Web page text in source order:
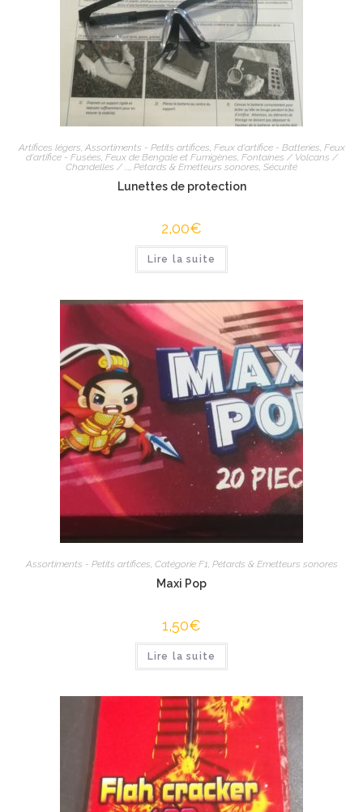
Artifices légers, Assortiments - Petits artifices, Feux d'artifice - Batteries, Feux
d'artifice - Fusées, Feux de Bengale et Fumigènes, Fontaines / Volcans /
Chandelles / ..., Pétards & Emetteurs sonores, Sécurité
Lunettes de protection
2,00€
Lire la suite
Assortiments - Petits artifices, Catégorie F1, Pétards & Emetteurs sonores
Maxi Pop
1,50€
Lire la suite